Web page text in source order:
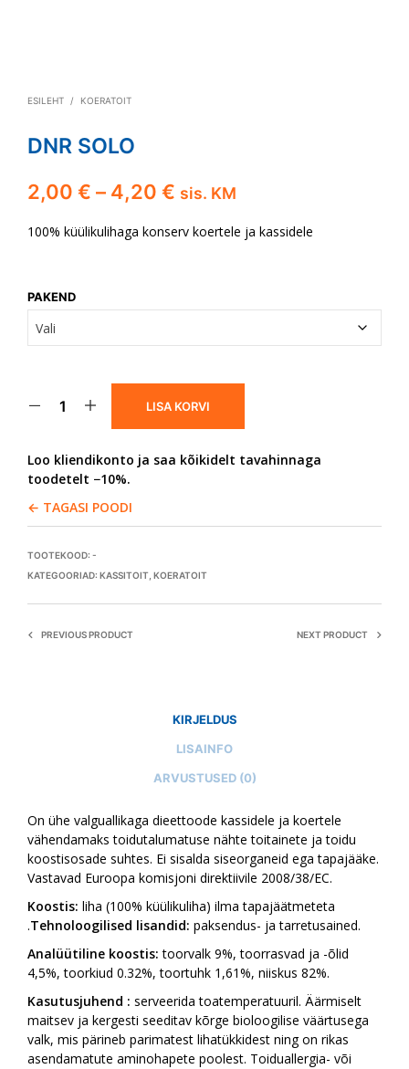
ESILEHT / KOERATOIT
DNR SOLO
2,00 € – 4,20 € Hinnavahemik:
2,00 €
sis. KM
100% küülikulihaga konserv koertele ja kassidele
PAKEND
LISA KORVI
Loo kliendikonto ja saa kõikidelt tavahinnaga
toodetelt −10%.
← TAGASI POODI
TOOTEKOOD: -
KATEGOORIAD: KASSITOIT KOERATOIT
PREVIOUS PRODUCT NEXT PRODUCT
KIRJELDUS
LISAINFO
ARVUSTUSED (0)
On ühe valguallikaga dieettoode kassidele ja koertele
vähendamaks toidutalumatuse nähte toitainete ja toidu
koostisosade suhtes. Ei sisalda siseorganeid ega tapajääke.
Vastavad Euroopa komisjoni direktiivile 2008/38/EC.
Koostis: liha (100% küülikuliha) ilma tapajäätmeteta
.Tehnoloogilised lisandid: paksendus- ja tarretusained.
Analüütiline koostis: toorvalk 9%, toorrasvad ja -õlid
4,5%, toorkiud 0.32%, toortuhk 1,61%, niiskus 82%.
Kasutusjuhend : serveerida toatemperatuuril. Äärmiselt
maitsev ja kergesti seeditav kõrge bioloogilise väärtusega
valk, mis pärineb parimatest lihatükkidest ning on rikas
asendamatute aminohapete poolest. Toiduallergia- või